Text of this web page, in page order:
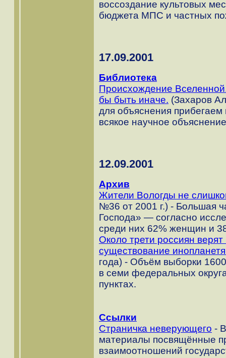
воссоздание культовых
бюджета МПС и частных
17.09.2001
Библиотека
Происхождение
бы быть иначе. (Захаров
для объяснения
всякое научное
12.09.2001
Архив
Жители Вологды не
№36 от 2001 г.) - Большая
Господа» — согласно
среди них 62% женщин и
Около трети россиян
существование
года) - Объём выборки
в семи федеральных
пунктах.
Ссылки
Страничка неверующего -
материалы посвящённые
взаимоотношений